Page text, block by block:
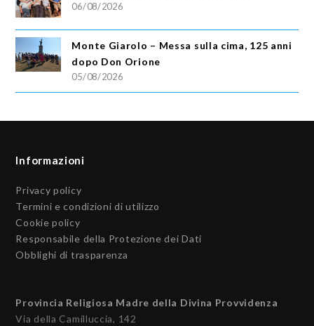
06/08/2026
Monte Giarolo – Messa sulla cima, 125 anni
dopo Don Orione
05/08/2026
Informazioni
Privacy policy
Termini e condizioni di utilizzo
Cookie policy
Responsabile della Protezione dei Dati
Obblighi di trasparenza
Provincia Religiosa Madre della Divina Provvidenza
Via della Camilluccia, 142